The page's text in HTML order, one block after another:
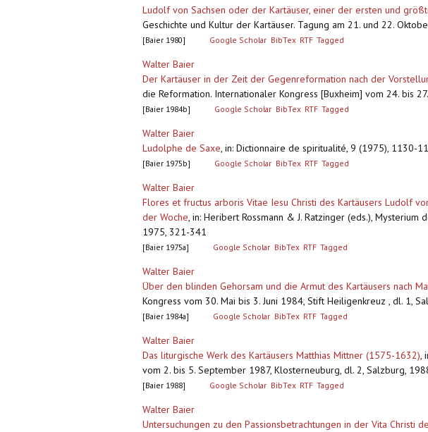
Ludolf von Sachsen oder der Kartäuser, einer der ersten und
Geschichte und Kultur der Kartäuser. Tagung am 21. und 22.
[Baier 1980] Google Scholar BibTex RTF Tagged
Walter Baier
Der Kartäuser in der Zeit der Gegenreformation nach der
die Reformation. Internationaler Kongress [Buxheim] vom 24. bis
[Baier 1984b] Google Scholar BibTex RTF Tagged
Walter Baier
Ludolphe de Saxe, in: Dictionnaire de spiritualité, 9 (1975), 1130-
[Baier 1975b] Google Scholar BibTex RTF Tagged
Walter Baier
Flores et fructus arboris Vitae Iesu Christi des Kartäusers Ludolf
der Woche, in: Heribert Rossmann & J. Ratzinger (eds.), Mysterium
1975, 321-341
[Baier 1975a] Google Scholar BibTex RTF Tagged
Walter Baier
Über den blinden Gehorsam und die Armut des Kartäusers nach
Kongress vom 30. Mai bis 3. Juni 1984, Stift Heiligenkreuz , dl. 1,
[Baier 1984a] Google Scholar BibTex RTF Tagged
Walter Baier
Das liturgische Werk des Kartäusers Matthias Mittner (1575-1632),
vom 2. bis 5. September 1987, Klosterneuburg, dl. 2, Salzburg,
[Baier 1988] Google Scholar BibTex RTF Tagged
Walter Baier
Untersuchungen zu den Passionsbetrachtungen in der Vita Christi